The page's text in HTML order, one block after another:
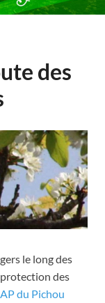
des
le long des
des
du Pichou